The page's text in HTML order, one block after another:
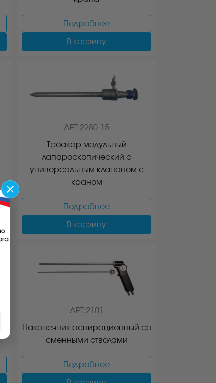
Подробнее
В корзину
АРТ:2280-15
Троакар модульный
лапароскопический с
универсальным клапаном с
краном
Подробнее
В корзину
АРТ:2101
Наконечник аспирационный со
сменными стволами
Подробнее